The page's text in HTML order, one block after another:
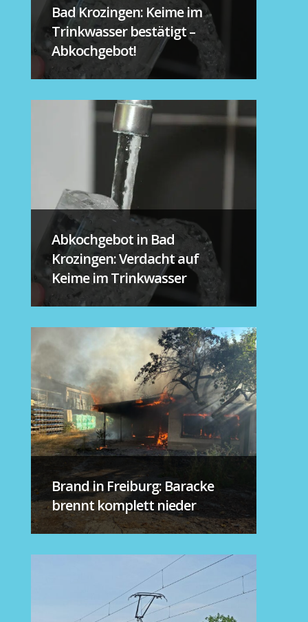
Bad Krozingen: Keime im
Trinkwasser bestätigt –
Abkochgebot!
Abkochgebot in Bad
Krozingen: Verdacht auf
Keime im Trinkwasser
Brand in Freiburg: Baracke
brennt komplett nieder